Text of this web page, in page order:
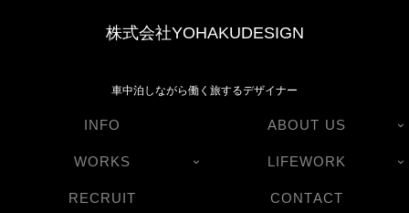
株式会社YOHAKUDESIGN
車中泊しながら働く旅するデザイナー
INFO ABOUT US
WORKS LIFEWORK
RECRUIT CONTACT